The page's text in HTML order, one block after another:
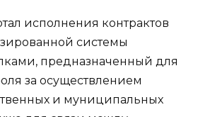
исполнения контрактов
системы
предназначенный для
за осуществлением
и муниципальных